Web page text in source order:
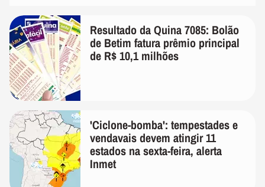
Resultado da Quina 7085: Bolão
de Betim fatura prêmio principal
de R$ 10,1 milhões
'Ciclone-bomba': tempestades e
vendavais devem atingir 11
estados na sexta-feira, alerta
Inmet